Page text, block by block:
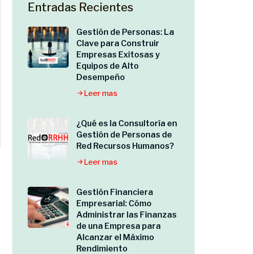
Entradas Recientes
Gestión de Personas: La
Clave para Construir
Empresas Exitosas y
Equipos de Alto
Desempeño
Leer mas
¿Qué es la Consultoría en
Gestión de Personas de
Red Recursos Humanos?
Leer mas
Gestión Financiera
Empresarial: Cómo
Administrar las Finanzas
de una Empresa para
Alcanzar el Máximo
Rendimiento